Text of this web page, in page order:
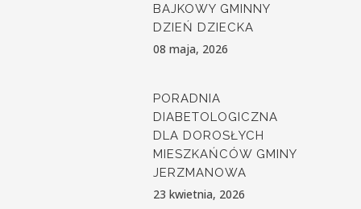
BAJKOWY GMINNY
DZIEŃ DZIECKA
08 maja, 2026
PORADNIA
DIABETOLOGICZNA
DLA DOROSŁYCH
MIESZKAŃCÓW GMINY
JERZMANOWA
23 kwietnia, 2026